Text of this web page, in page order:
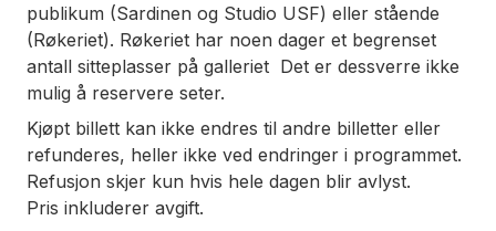
publikum (Sardinen og Studio USF) eller stående
(Røkeriet). Røkeriet har noen dager et begrenset
antall sitteplasser på galleriet Det er dessverre ikke
mulig å reservere seter.
Kjøpt billett kan ikke endres til andre billetter eller
refunderes, heller ikke ved endringer i programmet.
Refusjon skjer kun hvis hele dagen blir avlyst.
Pris inkluderer avgift.